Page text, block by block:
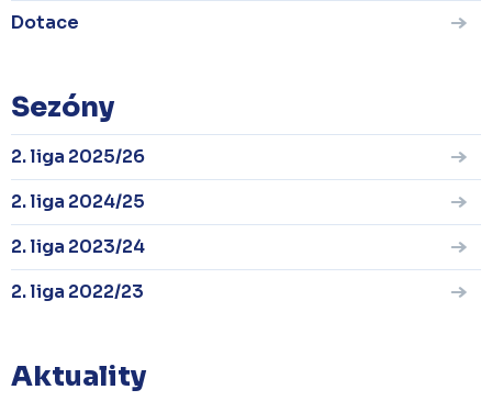
Dotace
Sezóny
2. liga 2025/26
2. liga 2024/25
2. liga 2023/24
2. liga 2022/23
Aktuality